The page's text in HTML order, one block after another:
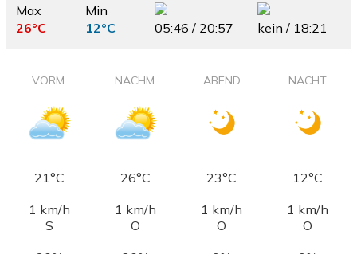
Max
26°C
Min
12°C
05:46 / 20:57 kein / 18:21
VORM. NACHM. ABEND NACHT
21°C 26°C 23°C
12°C
1 km/h
S
1 km/h
O
1 km/h
O
1 km/h
O